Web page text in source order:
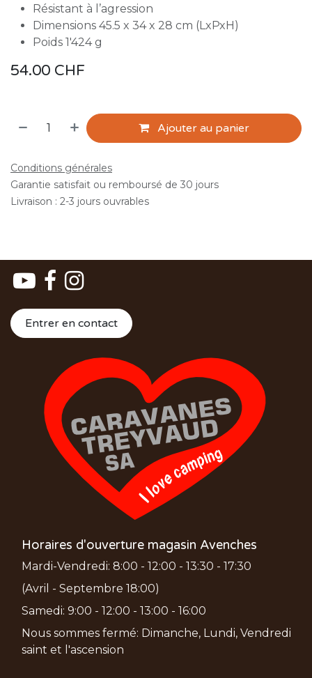
Résistant à l’agression
Dimensions 45.5 x 34 x 28 cm (LxPxH)
Poids 1'424 g
54.00 CHF
Ajouter au panier
Conditions générales
Garantie satisfait ou remboursé de 30 jours
Livraison : 2-3 jours ouvrables
Entrer en contact
Horaires d'ouverture magasin Avenches
Mardi-Vendredi: 8:00 - 12:00 - 13:30 - 17:30
(Avril - Septembre 18:00)
Samedi: 9:00 - 12:00 - 13:00 - 16:00
Nous sommes fermé: Dimanche, Lundi, Vendredi
saint et l'ascension